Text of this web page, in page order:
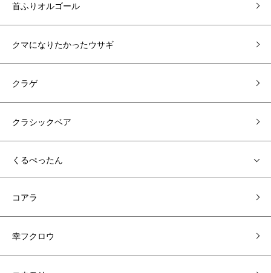
首ふりオルゴール
クマになりたかったウサギ
クラゲ
クラシックベア
くるぺったん
コアラ
幸フクロウ